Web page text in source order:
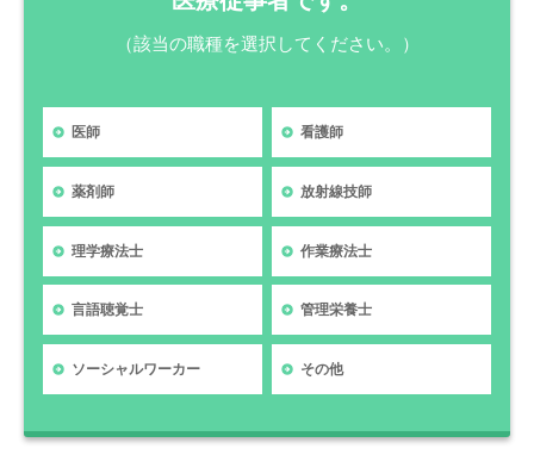
（該当の職種を選択してください。）
医師 看護師
薬剤師 放射線技師
理学療法士 作業療法士
言語聴覚士 管理栄養士
ソーシャルワーカー その他